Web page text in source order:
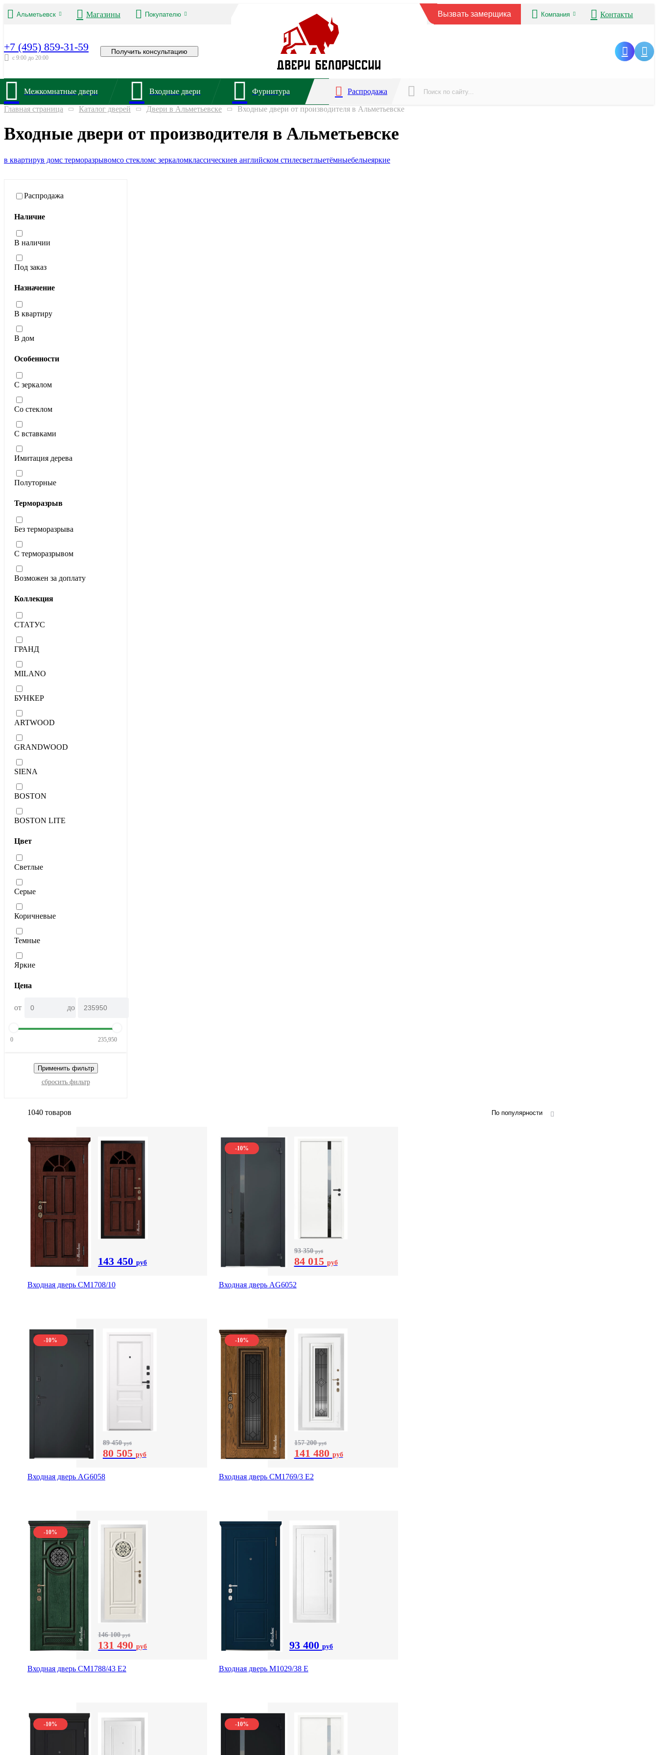
Альметьевск Магазины Покупателю Вызвать замерщика Компания Контакты
+7 (495) 859-31-59
с 9:00 до 20:00
Получить консультацию
Межкомнатные двери Входные двери Фурнитура Распродажа
Главная страница Каталог дверей Двери в Альметьевске Входные двери от производителя в Альметьевске
Входные двери от производителя в Альметьевске
в квартирув домс терморазрывомсо стекломс зеркаломклассическиев английском стилесветлыетёмныебелыеяркие
Распродажа
Наличие
В наличии
Под заказ
Назначение
В квартиру
В дом
Особенности
С зеркалом
Со стеклом
С вставками
Имитация дерева
Полуторные
Терморазрыв
Без терморазрыва
С терморазрывом
Возможен за доплату
Коллекция
СТАТУС
ГРАНД
MILANO
БУНКЕР
ARTWOOD
GRANDWOOD
SIENA
BOSTON
BOSTON LITE
Цвет
Светлые
Серые
Коричневые
Темные
Яркие
Цена
от до
0 235,950
Применить фильтр
сбросить фильтр
1040 товаров По популярности
143 450руб
Входная дверь CМ1708/10
-10%
93 350руб
84 015 руб
Входная дверь AG6052
-10%
89 450руб
80 505 руб
Входная дверь AG6058
-10%
157 200руб
141 480 руб
Входная дверь СМ1769/3 Е2
-10%
146 100руб
131 490руб
Входная дверь СМ1788/43 E2
93 400 руб
Входная дверь М1029/38 E
-10% -10%